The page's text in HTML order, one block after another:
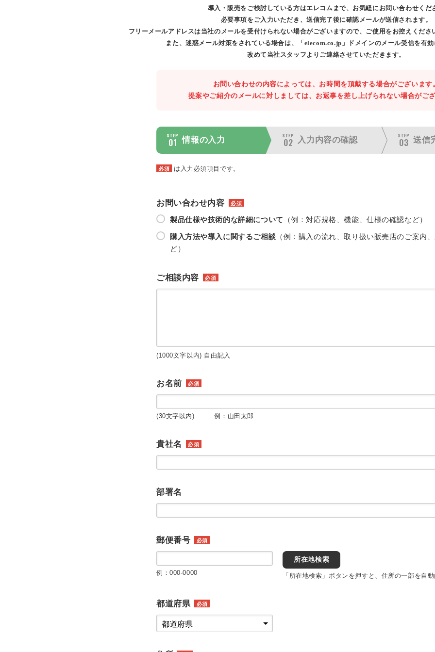
導入・販売をご検討している方はエレコムまで、お気軽にお問い合わせくだ
必要事項をご入力いただき、送信完了後に確認メールが送信されます。
フリーメールアドレスは当社のメールを受付けられない場合がございますので、ご使用をお控えくださ
また、迷惑メール対策をされている場合は、「elecom.co.jp」ドメインのメール受信を有効
改めて当社スタッフよりご連絡させていただきます。
お問い合わせの内容によっては、お時間を頂戴する場合がございます
提案やご紹介のメールに対しましては、お返事を差し上げられない場合がござ
STEP
01 情報の入力
STEP
02 入力内容の確認
STEP
03 送信
必須 は入力必須項目です。
お問い合わせ内容 必須
製品仕様や技術的な詳細について （例：対応規格、機能、仕様の確認など）
購入方法や導入に関するご相談 （例：購入の流れ、取り扱い販売店のご案内
ど）
ご相談内容 必須
(1000文字以内) 自由記入
お名前 必須
(30文字以内) 例：山田太郎
貴社名 必須
部署名
郵便番号 必須
例：000-0000
所在地検索
「所在地検索」ボタンを押すと、住所の一部を自動
都道府県 必須